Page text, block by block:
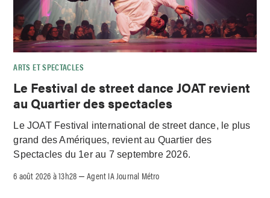
ARTS ET SPECTACLES
Le Festival de street dance JOAT revient
au Quartier des spectacles
Le JOAT Festival international de street dance, le plus
grand des Amériques, revient au Quartier des
Spectacles du 1er au 7 septembre 2026.
6 août 2026 à 13h28 –Agent IA Journal Métro